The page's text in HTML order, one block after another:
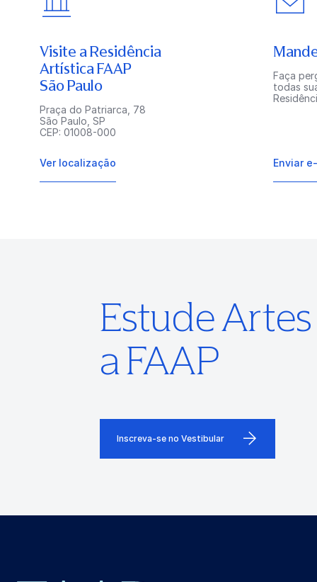
Visite a Residência
Artística FAAP
São Paulo
Praça do Patriarca, 78
São Paulo, SP
CEP: 01008-000
Ver localização
Faça
todas
Enviar
Estude
a FAAP
Inscreva-se no Vestibular